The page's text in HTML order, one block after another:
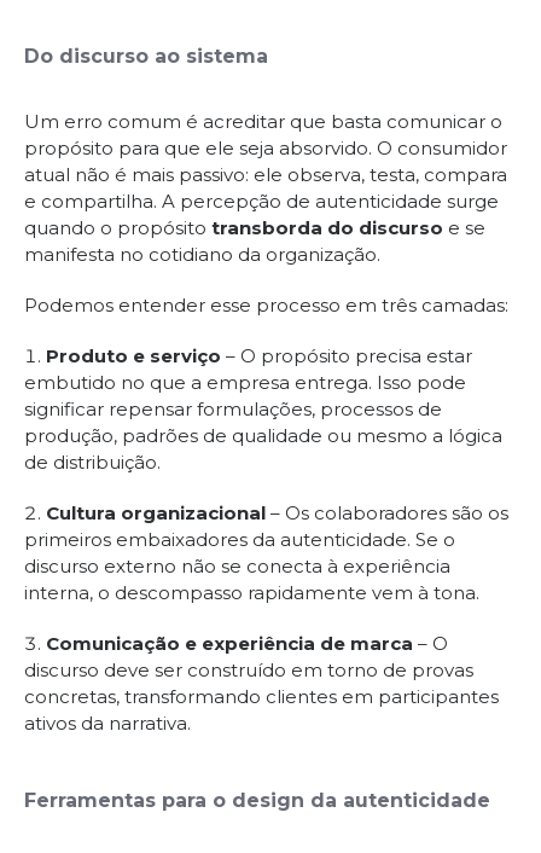
Do discurso ao sistema
Um erro comum é acreditar que basta comunicar o
propósito para que ele seja absorvido. O consumidor
atual não é mais passivo: ele observa, testa, compara
e compartilha. A percepção de autenticidade surge
quando o propósito transborda do discurso e se
manifesta no cotidiano da organização.
Podemos entender esse processo em três camadas:
Produto e serviço – O propósito precisa estar
embutido no que a empresa entrega. Isso pode
significar repensar formulações, processos de
produção, padrões de qualidade ou mesmo a lógica
de distribuição.
Cultura organizacional – Os colaboradores são os
primeiros embaixadores da autenticidade. Se o
discurso externo não se conecta à experiência
interna, o descompasso rapidamente vem à tona.
Comunicação e experiência de marca – O
discurso deve ser construído em torno de provas
concretas, transformando clientes em participantes
ativos da narrativa.
Ferramentas para o design da autenticidade